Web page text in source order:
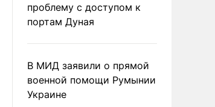
проблему с доступом к
портам Дуная
В МИД заявили о прямой
военной помощи Румынии
Украине